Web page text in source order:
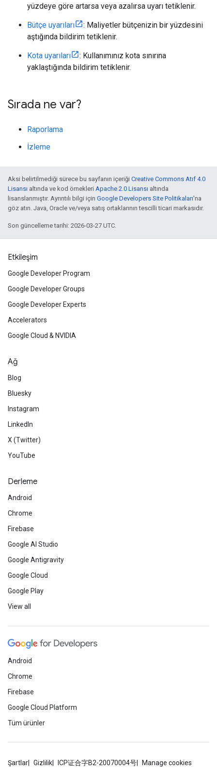
yüzdeye göre artarsa veya azalırsa uyarı tetiklenir.
Bütçe uyarıları
: Maliyetler bütçenizin bir yüzdesini
aştığında bildirim tetiklenir.
Kota uyarıları
: Kullanımınız kota sınırına
yaklaştığında bildirim tetiklenir.
Sırada ne var?
Raporlama
İzleme
Aksi belirtilmediği sürece bu sayfanın içeriği Creative Commons Atıf 4.0
Lisansı altında ve kod örnekleri Apache 2.0 Lisansı altında
lisanslanmıştır. Ayrıntılı bilgi için Google Developers Site Politikaları'na
göz atın. Java, Oracle ve/veya satış ortaklarının tescilli ticari markasıdır.
Son güncelleme tarihi: 2026-03-27 UTC.
Etkileşim
Google Developer Program
Google Developer Groups
Google Developer Experts
Accelerators
Google Cloud & NVIDIA
Ağ
Blog
Bluesky
Instagram
LinkedIn
X (Twitter)
YouTube
Derleme
Android
Chrome
Firebase
Google AI Studio
Google Antigravity
Google Cloud
Google Play
View all
Android
Chrome
Firebase
Google Cloud Platform
Tüm ürünler
Şartlar Gizlilik ICP证合字B2-20070004号 Manage cookies